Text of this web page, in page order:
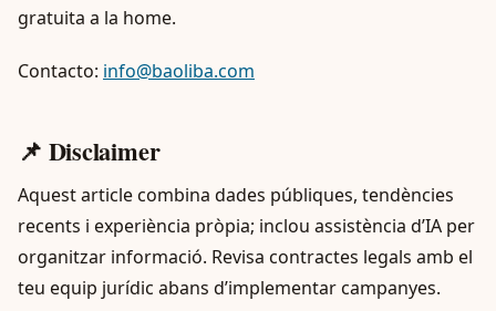
gratuita a la home.
Contacto: info@baoliba.com
📌 Disclaimer
Aquest article combina dades públiques, tendències
recents i experiència pròpia; inclou assistència d’IA per
organitzar informació. Revisa contractes legals amb el
teu equip jurídic abans d’implementar campanyes.